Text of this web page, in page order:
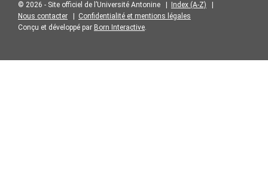
© 2026 - Site officiel de l’Université Antonine | Index (A-Z)
Nous contacter
Confidentialité et mentions légales
Conçu et développé par Born Interactive.